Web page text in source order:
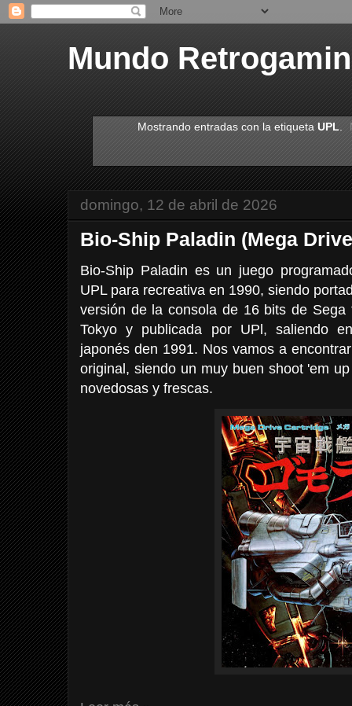
Mundo
Mostrando entradas con la etiqueta UPL.
domingo, 12 de abril de 2026
Bio-Ship Paladin (Mega
Bio-Ship Paladin es un juego
UPL para recreativa en 1990, siendo
versión de la consola de 16 bits de Sega
Tokyo y publicada por UPl, saliendo
japonés den 1991. Nos vamos a
original, siendo un muy buen shoot 'em
novedosas y frescas.